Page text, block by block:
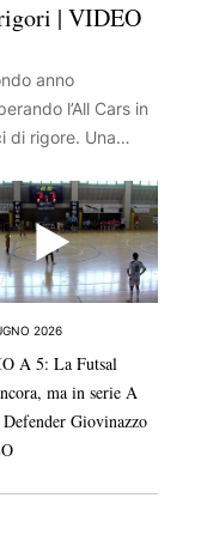
| VIDEO
anno
l’All Cars in
di rigore. Una
splendido bis.
2026
A 5: La Futsal
ma in serie A
Giovinazzo